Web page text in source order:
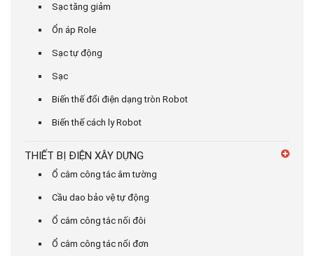
Sạc tăng giảm
Ổn áp Role
Sạc tự động
Sạc
Biến thế đổi điện dạng tròn Robot
Biến thế cách ly Robot
THIẾT BỊ ĐIỆN XÂY DỰNG
Ổ cắm công tắc âm tường
Cầu dao bảo vệ tự động
Ổ cắm công tắc nối đôi
Ổ cắm công tác nối đơn